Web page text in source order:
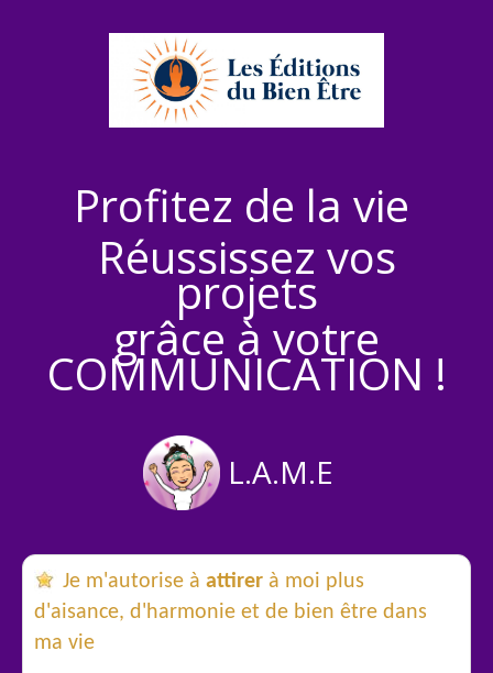
Profitez de la vie
Réussissez vos
projets
grâce à votre
COMMUNICATION !
L.A.M.E
Je m'autorise à attirer à moi plus
d'aisance, d'harmonie et de bien être dans
ma vie